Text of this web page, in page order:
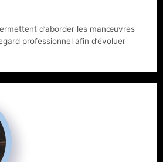
d’aborder les manœuvres
professionnel afin d’évoluer